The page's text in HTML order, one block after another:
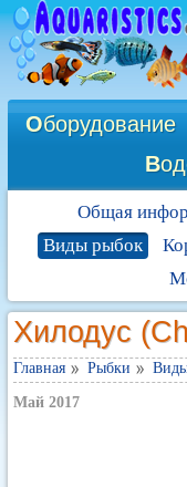
Оборудование
В
Общая
Виды рыбок
Хилодус
Главная Рыбки
Май 2017